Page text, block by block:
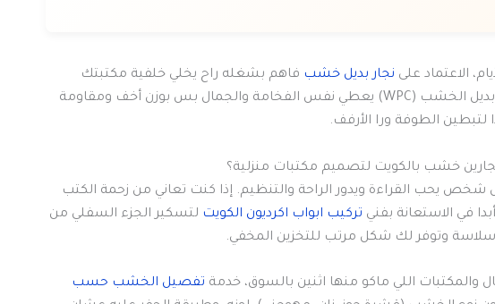
الاعتماد على نجار بديل خشب فاهم بشغله راح يخلي خلفية مكتبتك
تطلع جنها طالعة من مجلة ديكور عالمية. بديل الخشب (WPC) يعطي نفس الفخامة والجمال بس بوزن أخف ومقاومة
لتبطين الطوفة ورا الأرفف.
يحب القراءة ويدور الراحة والتنظيم. إذا كنت تعاني من زحمة الكتب
في الاستعانة بفني تركيب ابواب اكرديون الكويت لتسكير الجزء السفلي من
وتوفر لك شكل مرتب للتخزين المخفي.
اللي ماكو منها اثنين بالسوق، خدمة تفصيل الخشب حسب